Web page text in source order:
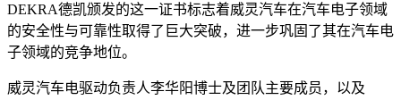
DEKRA德凯颁发的这一证书标志着威灵汽车在汽车电子领域
的安全性与可靠性取得了巨大突破，进一步巩固了其在汽车电
子领域的竞争地位。
威灵汽车电驱动负责人李华阳博士及团队主要成员，以及